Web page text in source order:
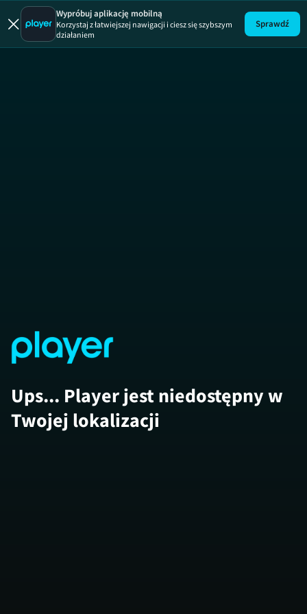
Diagnoza
Wypróbuj aplikację mobilną
Korzystaj z łatwiejszej nawigacji i ciesz się szybszym
działaniem
Sprawdź
Ups... Player jest niedostępny w
Twojej lokalizacji